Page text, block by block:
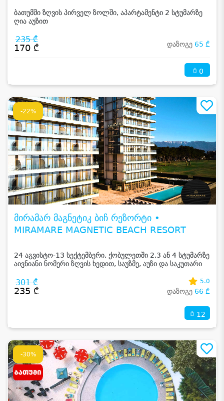
ბათუმში ზღვის პირველ ზოლში, აპარტამენტი 2 სტუმარზე
ღია აუზით
235 ₾
170 ₾ დაზოგე 65 ₾
0
-22%
მირამარ მაგნეტიკ ბიჩ რეზორტი •
MIRAMARE MAGNETIC BEACH RESORT
24 აგვისტო-13 სექტემბერი, ქობულეთში 2,3 ან 4 სტუმარზე
აივნიანი ნომერი ზღვის ხედით, საუზმე, აუზი და საკუთარი
301 ₾
235 ₾
5.0
დაზოგე 66 ₾
12
-30%